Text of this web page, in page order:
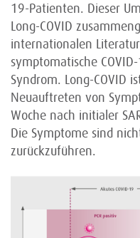
19-Patienten. Dieser
Long-COVID
internationalen
symptomatische
Syndrom. Long-COVID
Neuauftreten von
Woche nach initialer
Die Symptome sind
zurückzuführen.